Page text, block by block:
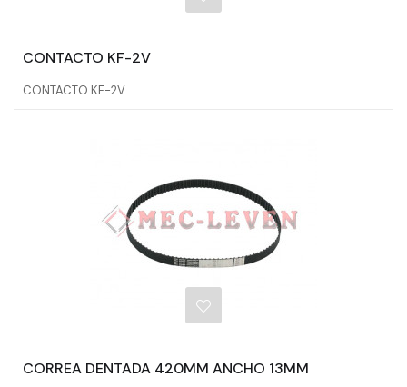
CONTACTO KF-2V
CONTACTO KF-2V
CORREA DENTADA 420MM ANCHO 13MM